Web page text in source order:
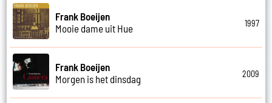
Frank Boeijen
Mooie dame uit Hue
1997
Frank Boeijen
Morgen is het dinsdag
2009